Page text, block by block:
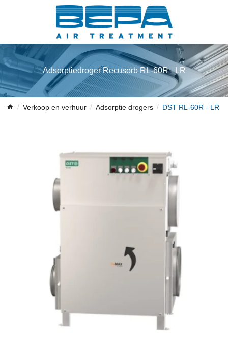
Adsorptiedroger Recusorb RL-60R - LR
Verkoop en verhuur Adsorptie drogers DST RL-60R - LR